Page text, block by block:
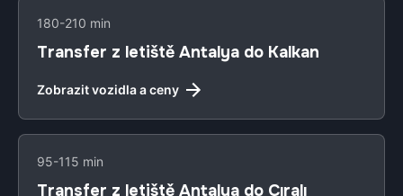
180-210 min
Transfer z letiště Antalya do Kalkan
Zobrazit vozidla a ceny
95-115 min
Transfer z letiště Antalya do Çıralı